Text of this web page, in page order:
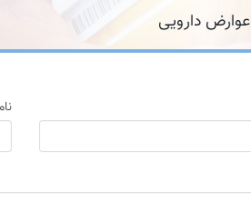
عوارض دارویی